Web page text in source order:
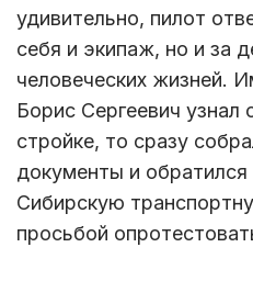
удивительно, пилот
себя и экипаж, но и за
человеческих жизней.
Борис Сергеевич узнал
стройке, то сразу
документы и
Сибирскую
просьбой